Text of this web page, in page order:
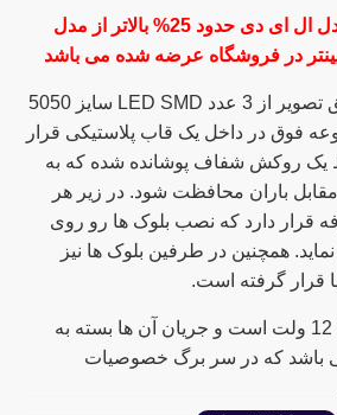
شدت نور(لومن) این مدل ال ای دی حدود 25% بالاتر از مدل
در فروشگاه عرضه شده می باشد
LED های بلوکی مطابق تصویر از 3 عدد LED SMD سایز 5050
فوق در داخل یک قاب پلاستیکی قرار
یک روکش شفاف پوشانده شده که به
مقابل باران محافظت شود. در زیر هر
قرار دارد که نصب بلوک ها رو روی
همچنین در طرفین بلوک ها نیز
قرار گرفته است.
ولتاژ تغذیه این بلوک ها 12 ولت است و جریان آن ها بسته به
باشد که در سر برگ خصوصیات